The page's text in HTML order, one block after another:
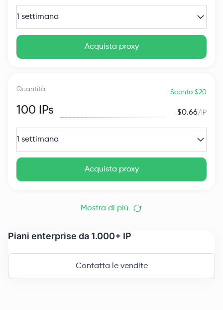
1 settimana
Acquista proxy
Quantità
100 IPs
Sconto $20
$0.66/IP
1 settimana
Acquista proxy
Mostra di più
Piani enterprise da 1.000+ IP
Contatta le vendite